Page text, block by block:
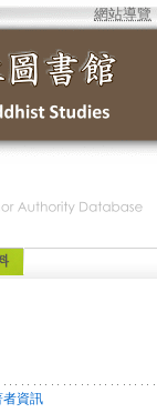
網站導覽
者資訊